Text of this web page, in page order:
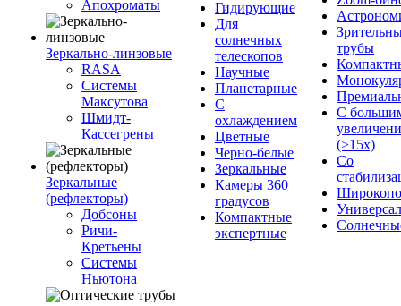
Апохроматы
Зеркально-линзовые
RASA
Системы
Максутова
Шмидт-
Кассегрены
Зеркальные
(рефлекторы)
Добсоны
Ричи-
Кретьены
Системы
Ньютона
Гидирующие
Для
солнечных
телескопов
Научные
Планетарные
С
охлаждением
Цветные
Черно-белые
Зеркальные
Камеры 360
градусов
Компактные
экспертные
трубы
С
(>15x)
Со